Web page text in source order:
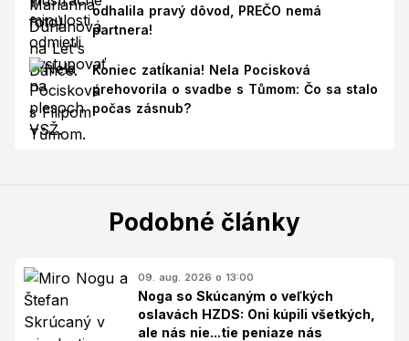
odhalila pravý dôvod, PREČO nemá
partnera!
Koniec zatĺkania! Nela Pocisková
prehovorila o svadbe s Tůmom: Čo sa stalo
počas zásnub?
Podobné články
09. aug. 2026 o 13:00
Noga so Skúcaným o veľkých
oslavách HZDS: Oni kúpili všetkých,
ale nás nie...tie peniaze nás